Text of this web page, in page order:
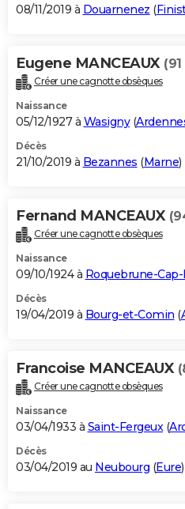
08/11/2019 à Douarnenez (
Eugene MANCEAUX
Créer une cagnotte obsèques
Naissance
05/12/1927 à Wasigny(
Décès
21/10/2019 à Bezannes (Marne)
Fernand MANCEAUX
Créer une cagnotte obsèques
Naissance
09/10/1924 à Roquebrune-
Décès
19/04/2019 à Bourg-et-Comin (
Francoise MANCEAUX
Créer une cagnotte obsèques
Naissance
03/04/1933 à Saint-Fergeux(
Décès
03/04/2019 au Neubourg (Eure)